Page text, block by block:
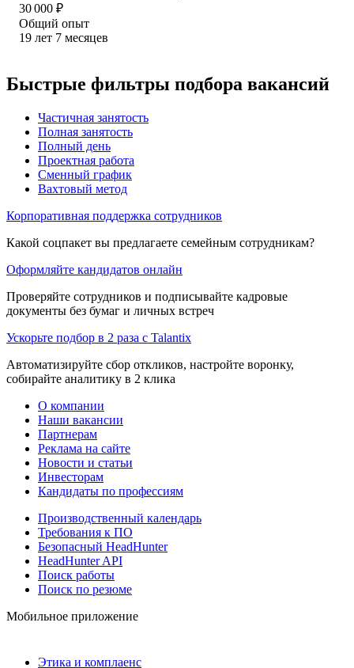
30 000 ₽
Общий опыт
19 лет 7 месяцев
Быстрые фильтры подбора вакансий
Частичная занятость
Полная занятость
Полный день
Проектная работа
Сменный график
Вахтовый метод
Корпоративная поддержка сотрудников
Какой соцпакет вы предлагаете семейным сотрудникам?
Оформляйте кандидатов онлайн
Проверяйте сотрудников и подписывайте кадровые
документы без бумаг и личных встреч
Ускорьте подбор в 2 раза с Talantix
Автоматизируйте сбор откликов, настройте воронку,
собирайте аналитику в 2 клика
О компании
Наши вакансии
Партнерам
Реклама на сайте
Новости и статьи
Инвесторам
Кандидаты по профессиям
Производственный календарь
Требования к ПО
Безопасный HeadHunter
HeadHunter API
Поиск работы
Поиск по резюме
Мобильное приложение
Этика и комплаенс